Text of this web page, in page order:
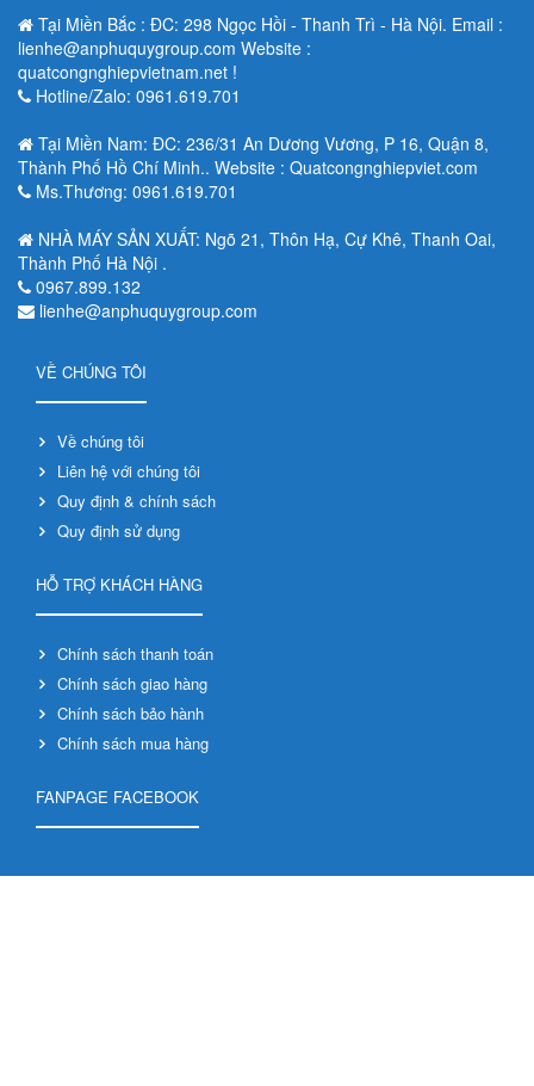
Tại Miền Bắc : ĐC: 298 Ngọc Hồi - Thanh Trì - Hà Nội. Email :
lienhe@anphuquygroup.com Website :
quatcongnghiepvietnam.net !
Hotline/Zalo: 0961.619.701
Tại Miền Nam: ĐC: 236/31 An Dương Vương, P 16, Quận 8,
Thành Phố Hồ Chí Minh.. Website : Quatcongnghiepviet.com
Ms.Thương: 0961.619.701
NHÀ MÁY SẢN XUẤT: Ngõ 21, Thôn Hạ, Cự Khê, Thanh Oai,
Thành Phố Hà Nội .
0967.899.132
lienhe@anphuquygroup.com
VỀ CHÚNG TÔI
Về chúng tôi
Liên hệ với chúng tôi
Quy định & chính sách
Quy định sử dụng
HỖ TRỢ KHÁCH HÀNG
Chính sách thanh toán
Chính sách giao hàng
Chính sách bảo hành
Chính sách mua hàng
FANPAGE FACEBOOK